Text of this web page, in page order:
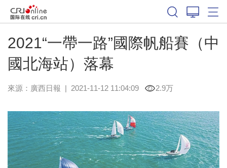
2021“一帶一路”國際帆船賽（中
國北海站）落幕
來源： 廣西日報 | 2021-11-12 11:04:09 2.9万